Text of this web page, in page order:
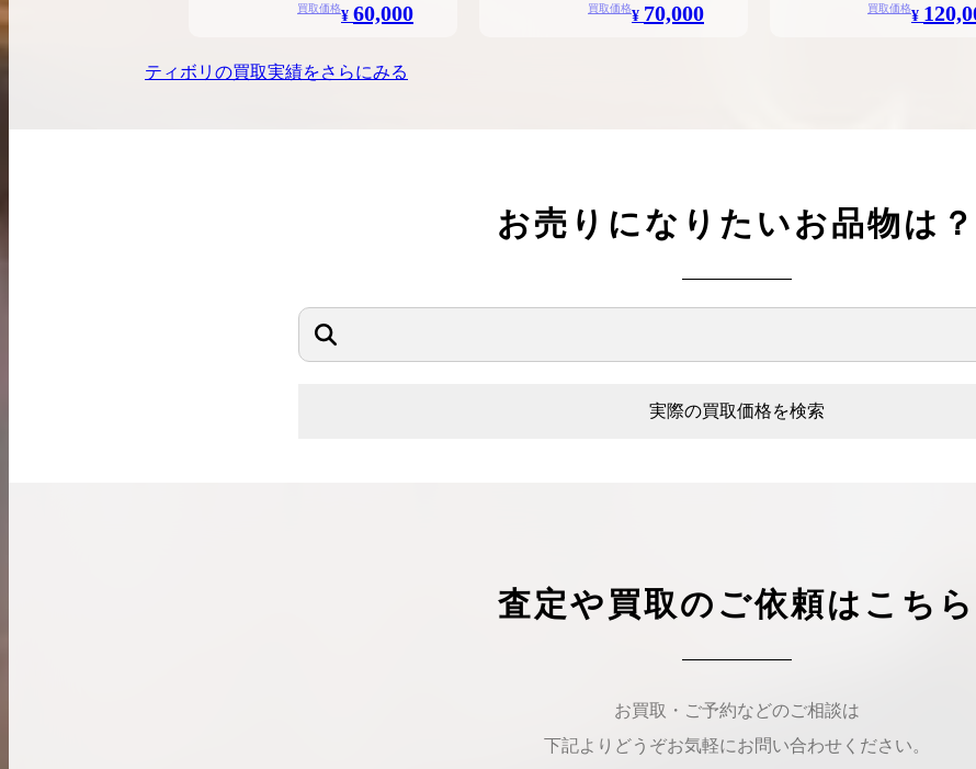
買取価格¥ 60,000 買取価格¥ 70,000 買取価格¥
ティボリ の買取実績をさらにみる
お売りになりたいお品物は？
実際の買取価格を検索
査定や買取のご依頼はこちら
お買取・ご予約などのご相談は
下記よりどうぞお気軽にお問い合わせください。